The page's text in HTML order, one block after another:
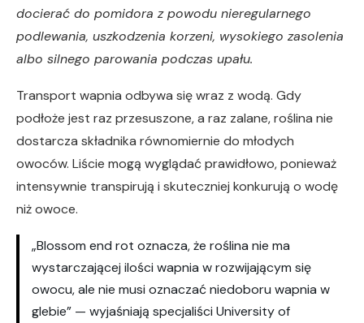
docierać do pomidora z powodu nieregularnego
podlewania, uszkodzenia korzeni, wysokiego zasolenia
albo silnego parowania podczas upału.
Transport wapnia odbywa się wraz z wodą. Gdy
podłoże jest raz przesuszone, a raz zalane, roślina nie
dostarcza składnika równomiernie do młodych
owoców. Liście mogą wyglądać prawidłowo, ponieważ
intensywnie transpirują i skuteczniej konkurują o wodę
niż owoce.
„Blossom end rot oznacza, że roślina nie ma
wystarczającej ilości wapnia w rozwijającym się
owocu, ale nie musi oznaczać niedoboru wapnia w
glebie” — wyjaśniają specjaliści University of